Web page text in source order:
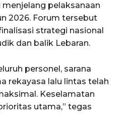
pelaksanaan
2026. Forum tersebut
strategi nasional
dan balik Lebaran.
personel, sarana
rekayasa lalu lintas telah
Keselamatan
utama,” tegas